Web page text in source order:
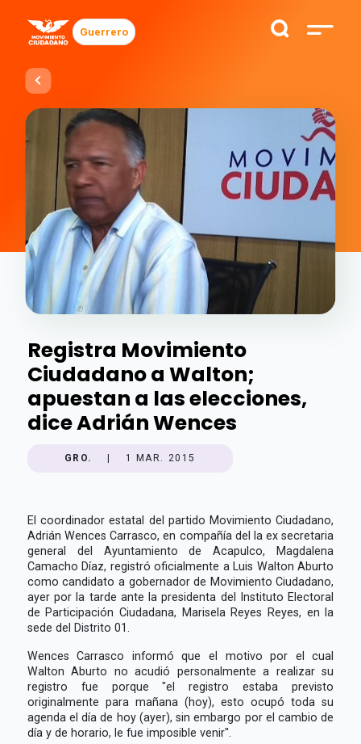
Guerrero
Registra Movimiento
Ciudadano a Walton;
apuestan a las elecciones,
dice Adrián Wences
GRO. 1 MAR. 2015
El coordinador estatal del partido Movimiento Ciudadano,
Adrián Wences Carrasco, en compañía del la ex secretaria
general del Ayuntamiento de Acapulco, Magdalena
Camacho Díaz, registró oficialmente a Luis Walton Aburto
como candidato a gobernador de Movimiento Ciudadano,
ayer por la tarde ante la presidenta del Instituto Electoral
de Participación Ciudadana, Marisela Reyes Reyes, en la
sede del Distrito 01.
Wences Carrasco informó que el motivo por el cual
Walton Aburto no acudió personalmente a realizar su
registro fue porque "el registro estaba previsto
originalmente para mañana (hoy), esto ocupó toda su
agenda el día de hoy (ayer), sin embargo por el cambio de
día y de horario, le fue imposible venir".